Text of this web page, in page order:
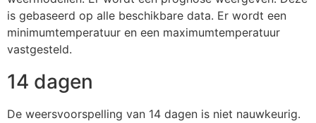
is gebaseerd op alle beschikbare data. Er wordt een
minimumtemperatuur en een maximumtemperatuur
vastgesteld.
14 dagen
De weersvoorspelling van 14 dagen is niet nauwkeurig.